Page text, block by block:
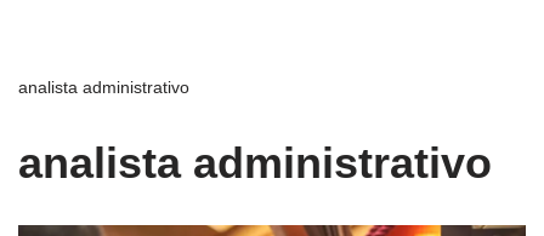
analista administrativo
analista administrativo